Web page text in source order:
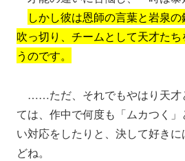
しかし彼は恩師の言葉と岩泉
吹っ切り、チームとして天才た
うのです。
……ただ、それでもやはり天才
ては、作中で何度も「ムカつく
い対応をしたりと、決して好き
どね。